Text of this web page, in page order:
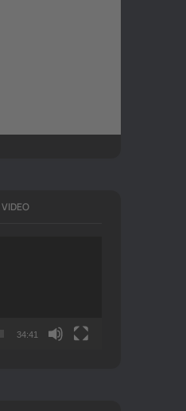
34:41